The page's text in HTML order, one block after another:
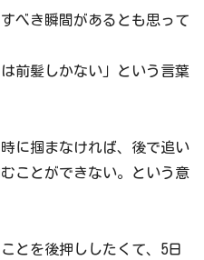
べき瞬間があるとも思って
前髪しかない」という言葉
に掴まなければ、後で追い
ことができない。という意
とを後押ししたくて、5日